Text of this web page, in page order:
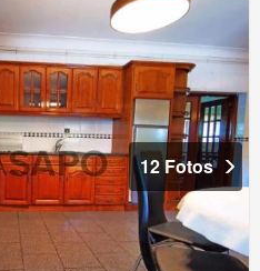
12 Fotos